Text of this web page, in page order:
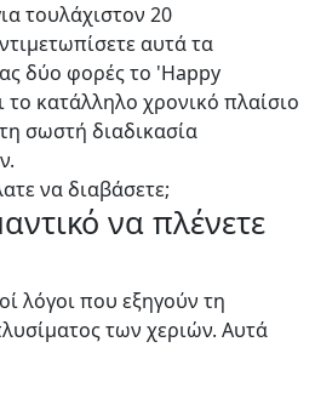
τουλάχιστον 20
αυτά τα
δύο φορές το 'Happy
κατάλληλο χρονικό πλαίσιο
σωστή διαδικασία
να διαβάσετε;
να πλένετε
λόγοι που εξηγούν τη
των χεριών. Αυτά